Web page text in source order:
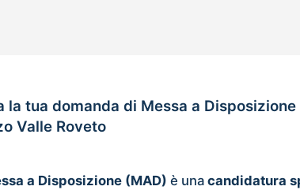
la tua domanda di Messa a Disposizione
Valle Roveto
a Disposizione (MAD) è unacandidatura